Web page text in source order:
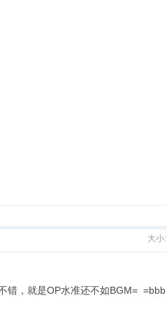
大小:
错，就是OP水准还不如BGM= =bbb